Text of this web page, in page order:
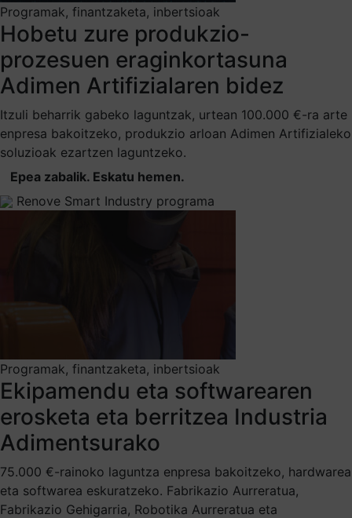
Programak, finantzaketa, inbertsioak
Hobetu zure produkzio-
prozesuen eraginkortasuna
Adimen Artifizialaren bidez
Itzuli beharrik gabeko laguntzak, urtean 100.000 €-ra arte
enpresa bakoitzeko, produkzio arloan Adimen Artifizialeko
soluzioak ezartzen laguntzeko.
Epea zabalik. Eskatu hemen.
Renove Smart Industry programa
Programak, finantzaketa, inbertsioak
Ekipamendu eta softwarearen
erosketa eta berritzea Industria
Adimentsurako
75.000 €-rainoko laguntza enpresa bakoitzeko, hardwarea
eta softwarea eskuratzeko. Fabrikazio Aurreratua,
Fabrikazio Gehigarria, Robotika Aurreratua eta